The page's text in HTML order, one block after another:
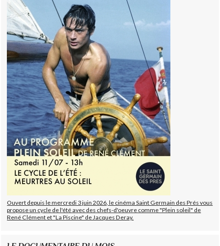
Ouvert depuis le mercredi 3 juin 2026, le cinéma Saint Germain des Prés vous
propose un cycle de l'été avec des chefs-d'oeuvre comme "Plein soleil" de
René Clément et "La Piscine" de Jacques Deray.